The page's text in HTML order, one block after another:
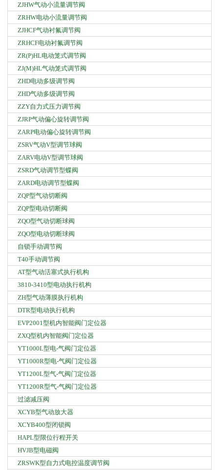
ZJHW气动小流量调节阀
ZRHW电动小流量调节阀
ZJHCF气动衬氟调节阀
ZRHCF电动衬氟调节阀
ZR(P)HL电动笼式调节阀
ZJ(M)HL气动笼式调节阀
ZHD电动多级调节阀
ZHD气动多级调节阀
ZZY自力式压力调节阀
ZJRP气动偏心旋转调节阀
ZARP电动偏心旋转调节阀
ZSRV气动V型调节球阀
ZARV电动V型调节球阀
ZSRD气动调节型蝶阀
ZARD电动调节型蝶阀
ZQP型气动切断阀
ZQP型电动切断阀
ZQO型气动切断球阀
ZQO型电动切断球阀
自锁手动调节阀
T40手动调节阀
AT型气动活塞式执行机构
3810-3410型电动执行机构
ZH型气动薄膜执行机构
DTR型电动执行机构
EVP2001型机内智能阀门定位器
ZXQ型机内智能阀门定位器
YT1000L型电-气阀门定位器
YT1000R型电-气阀门定位器
YT1200L型气-气阀门定位器
YT1200R型气-气阀门定位器
过滤减压阀
XCYB型气动放大器
XCYB400型闭锁阀
HAPL型限位行程开关
HVJB型电磁阀
ZRSWK型自力式电控温度调节阀